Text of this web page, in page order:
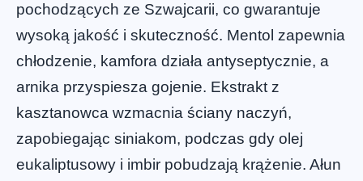
pochodzących ze Szwajcarii, co gwarantuje
wysoką jakość i skuteczność. Mentol zapewnia
chłodzenie, kamfora działa antyseptycznie, a
arnika przyspiesza gojenie. Ekstrakt z
kasztanowca wzmacnia ściany naczyń,
zapobiegając siniakom, podczas gdy olej
eukaliptusowy i imbir pobudzają krążenie. Ałun